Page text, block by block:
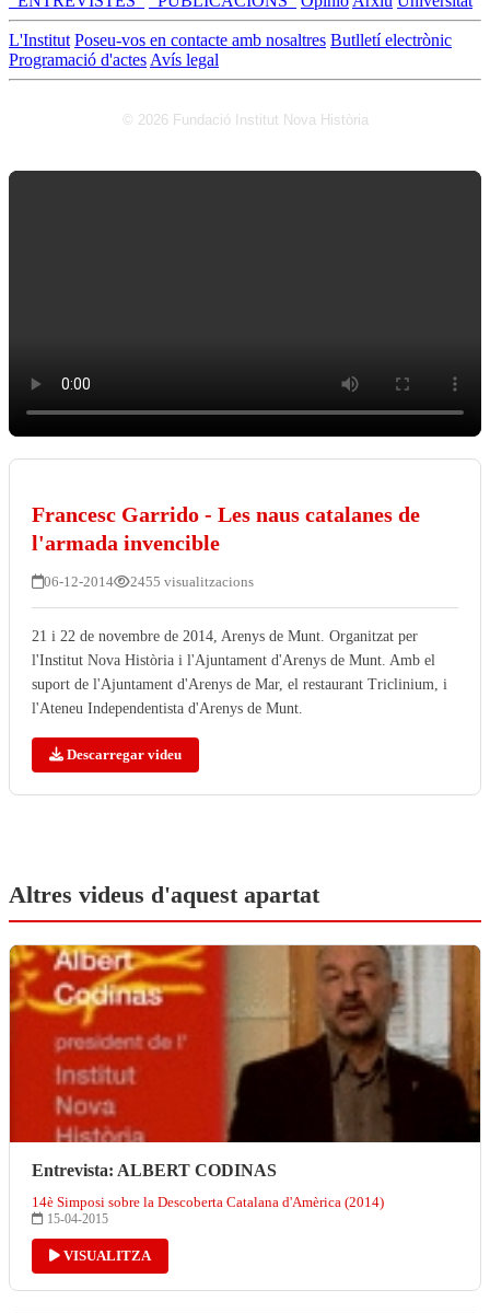
L'Institut Poseu-vos en contacte amb nosaltres Butlletí electrònic
Programació d'actes Avís legal
© 2026 Fundació Institut Nova Història
Francesc Garrido - Les naus catalanes de
l'armada invencible
06-12-2014 2455 visualitzacions
21 i 22 de novembre de 2014, Arenys de Munt. Organitzat per
l'Institut Nova Història i l'Ajuntament d'Arenys de Munt. Amb el
suport de l'Ajuntament d'Arenys de Mar, el restaurant Triclinium, i
l'Ateneu Independentista d'Arenys de Munt.
Descarregar videu
Altres videus d'aquest apartat
Entrevista: ALBERT CODINAS
14è Simposi sobre la Descoberta Catalana d'Amèrica (2014)
15-04-2015
VISUALITZA